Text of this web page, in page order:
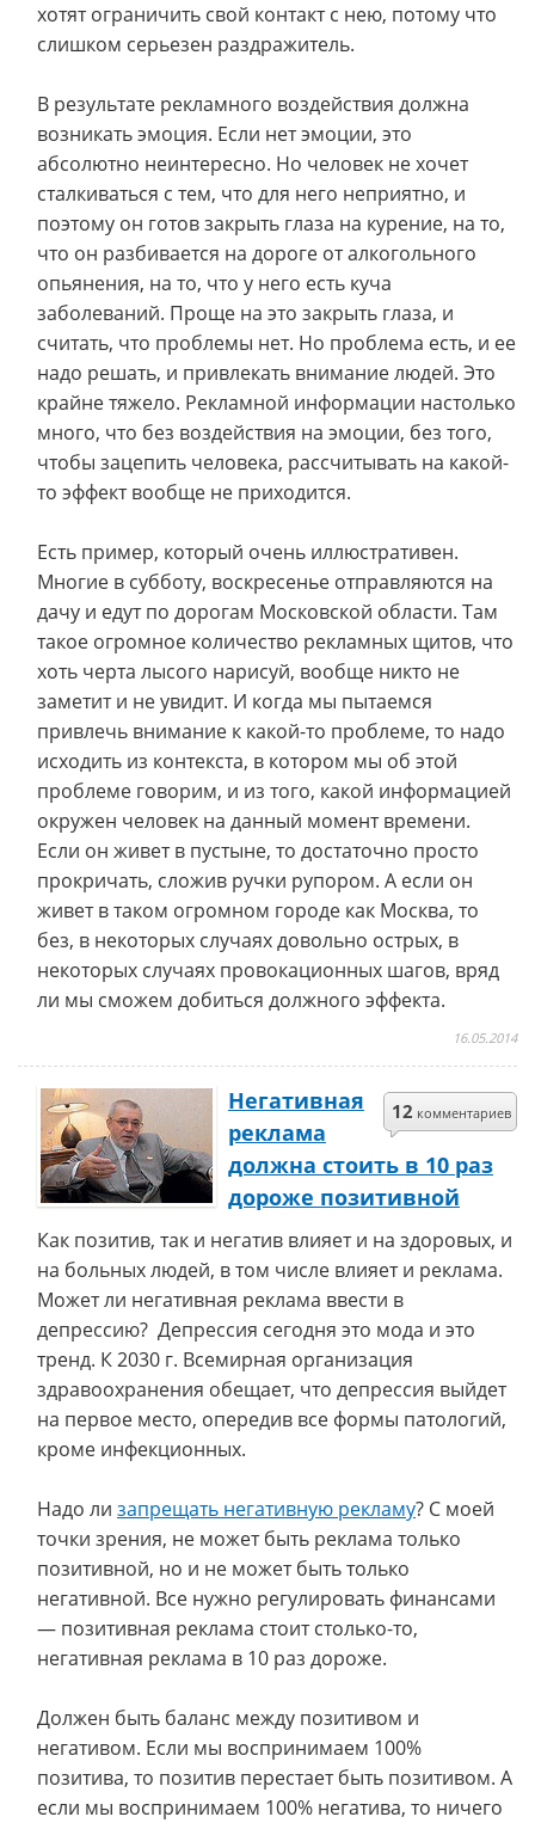
хотят ограничить свой контакт с нею, потому что
слишком серьезен раздражитель.
В результате рекламного воздействия должна
возникать эмоция. Если нет эмоции, это
абсолютно неинтересно. Но человек не хочет
сталкиваться с тем, что для него неприятно, и
поэтому он готов закрыть глаза на курение, на то,
что он разбивается на дороге от алкогольного
опьянения, на то, что у него есть куча
заболеваний. Проще на это закрыть глаза, и
считать, что проблемы нет. Но проблема есть, и ее
надо решать, и привлекать внимание людей. Это
крайне тяжело. Рекламной информации настолько
много, что без воздействия на эмоции, без того,
чтобы зацепить человека, рассчитывать на какой-
то эффект вообще не приходится.
Есть пример, который очень иллюстративен.
Многие в субботу, воскресенье отправляются на
дачу и едут по дорогам Московской области. Там
такое огромное количество рекламных щитов, что
хоть черта лысого нарисуй, вообще никто не
заметит и не увидит. И когда мы пытаемся
привлечь внимание к какой-то проблеме, то надо
исходить из контекста, в котором мы об этой
проблеме говорим, и из того, какой информацией
окружен человек на данный момент времени.
Если он живет в пустыне, то достаточно просто
прокричать, сложив ручки рупором. А если он
живет в таком огромном городе как Москва, то
без, в некоторых случаях довольно острых, в
некоторых случаях провокационных шагов, вряд
ли мы сможем добиться должного эффекта.
16.05.2014
12 комментариев
Негативная
реклама
должна стоить в 10 раз
дороже позитивной
Как позитив, так и негатив влияет и на здоровых, и
на больных людей, в том числе влияет и реклама.
Может ли негативная реклама ввести в
депрессию? Депрессия сегодня это мода и это
тренд. К 2030 г. Всемирная организация
здравоохранения обещает, что депрессия выйдет
на первое место, опередив все формы патологий,
кроме инфекционных.
Надо ли запрещать негативную рекламу? С моей
точки зрения, не может быть реклама только
позитивной, но и не может быть только
негативной. Все нужно регулировать финансами
— позитивная реклама стоит столько-то,
негативная реклама в 10 раз дороже.
Должен быть баланс между позитивом и
негативом. Если мы воспринимаем 100%
позитива, то позитив перестает быть позитивом. А
если мы воспринимаем 100% негатива, то ничего